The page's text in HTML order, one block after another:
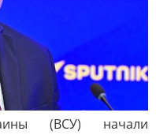
(ВСУ) начали